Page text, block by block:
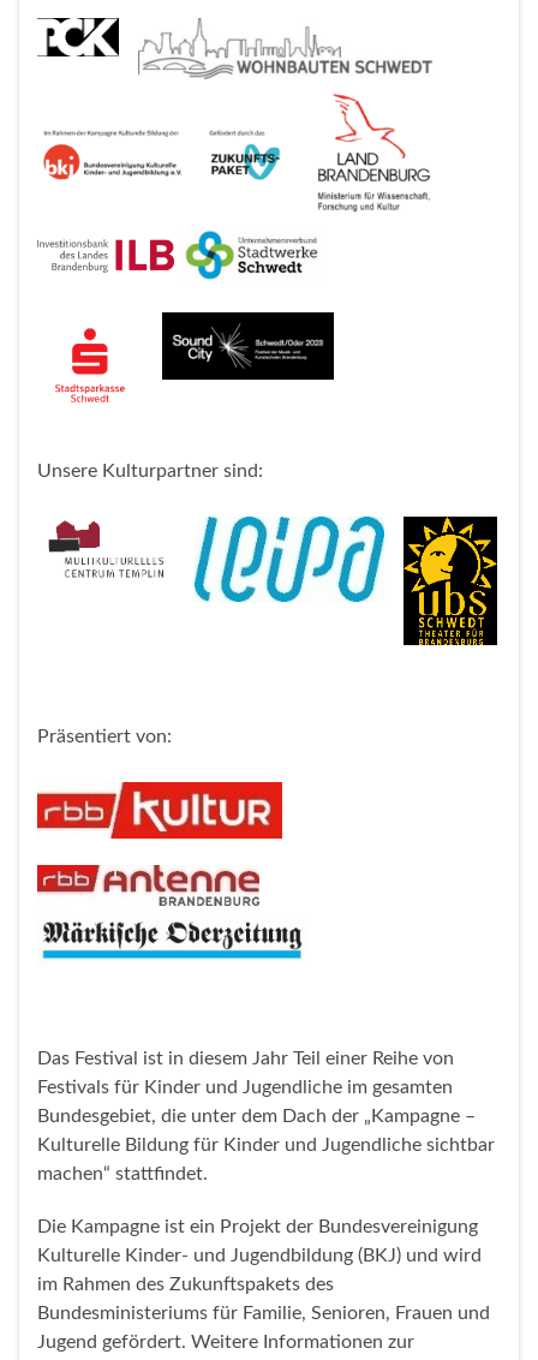
Unsere Kulturpartner sind:
Präsentiert von:
Das Festival ist in diesem Jahr Teil einer Reihe von
Festivals für Kinder und Jugendliche im gesamten
Bundesgebiet, die unter dem Dach der „Kampagne –
Kulturelle Bildung für Kinder und Jugendliche sichtbar
machen“ stattfindet.
Die Kampagne ist ein Projekt der Bundesvereinigung
Kulturelle Kinder- und Jugendbildung (BKJ) und wird
im Rahmen des Zukunftspakets des
Bundesministeriums für Familie, Senioren, Frauen und
Jugend gefördert. Weitere Informationen zur